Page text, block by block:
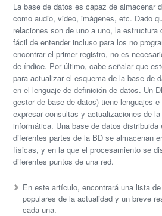
La base de datos es capaz de almacenar
como audio, video, imágenes, etc. Dado
relaciones son de uno a uno, la estructura
fácil de entender incluso para los no
encontrar el primer registro, no es
de índice. Por último, cabe señalar que
para actualizar el esquema de la base de
en el lenguaje de definición de datos. Un
gestor de base de datos) tiene lenguajes
expresar consultas y actualizaciones de
informática. Una base de datos distribuida
diferentes partes de la BD se almacenan
físicas, y en la que el procesamiento se
diferentes puntos de una red.
En este artículo, encontrará una lista
populares de la actualidad y un breve
cada una.